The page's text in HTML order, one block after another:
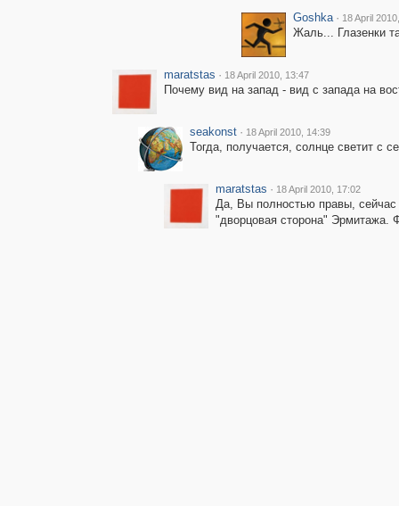
Goshka · 18 April
Жаль... Глазенки
maratstas · 18 April 2010, 13:47
Почему вид на запад - вид с запада на
seakonst · 18 April 2010, 14:39
Тогда, получается, солнце светит с
maratstas · 18 April 2010, 17:02
Да, Вы полностью правы, сейчас
"дворцовая сторона" Эрмитажа.